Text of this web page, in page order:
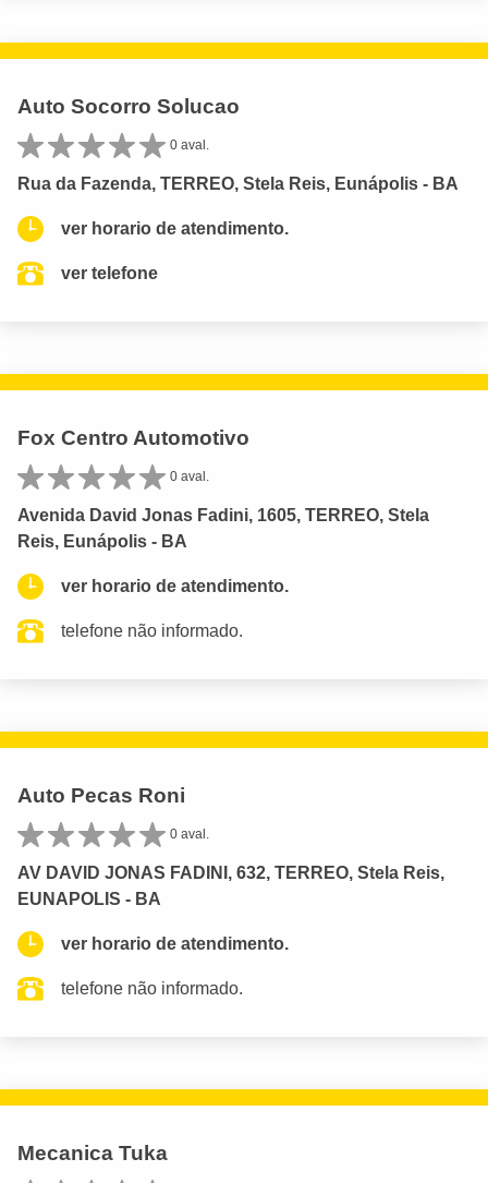
Auto Socorro Solucao
0 aval.
Rua da Fazenda, TERREO, Stela Reis, Eunápolis - BA
ver horario de atendimento.
ver telefone
Fox Centro Automotivo
0 aval.
Avenida David Jonas Fadini, 1605, TERREO, Stela
Reis, Eunápolis - BA
ver horario de atendimento.
telefone não informado.
Auto Pecas Roni
0 aval.
AV DAVID JONAS FADINI, 632, TERREO, Stela Reis,
EUNAPOLIS - BA
ver horario de atendimento.
telefone não informado.
Mecanica Tuka